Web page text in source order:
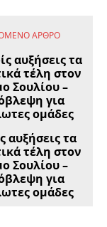
ΆΡΘΡΟ
αυξήσεις τα
τέλη στον
Σουλίου –
για
ομάδες